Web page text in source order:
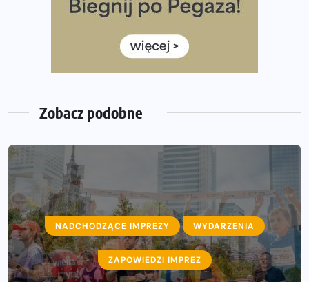
Rozbiegany Olsztyn szykuje się na weekend z
Już w tę sobotę 35. Bieg Powstania Warszawskiego.
Wystartuje rekordowa liczba uczestników
Zobacz podobne
NADCHODZĄCE IMPREZY WYDARZENIA
ZAPOWIEDZI IMPREZ